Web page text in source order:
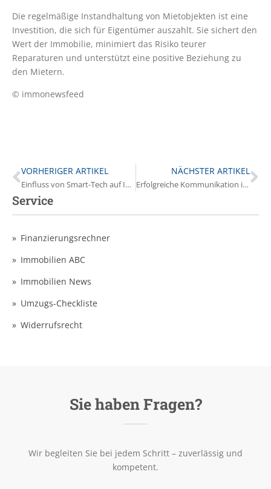
Service
Finanzierungsrechner
Immobilien ABC
Immobilien News
Umzugs-Checkliste
Widerrufsrecht
Die regelmäßige Instandhaltung von Mietobjekten ist eine
Investition, die sich für Eigentümer auszahlt. Sie sichert den
Wert der Immobilie, minimiert das Risiko teurer
Reparaturen und unterstützt eine positive Beziehung zu
den Mietern.
© immonewsfeed
VORHERIGER ARTIKEL
Einfluss von Smart-Tech auf Immobilienverwaltung
NÄCHSTER ARTIKEL
Erfolgreiche Kommunikation in der Nachbarschaft: Tipps für Eigentümer
Sie haben Fragen?
Wir begleiten Sie bei jedem Schritt – zuverlässig und
kompetent.